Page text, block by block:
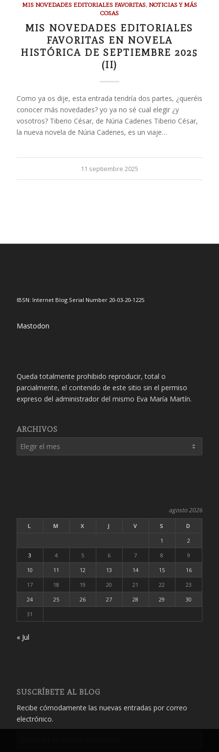
MIS NOVEDADES EDITORIALES FAVORITAS, NOTICIAS Y MÁS
COSAS
MIS NOVEDADES EDITORIALES
FAVORITAS EN NOVELA
HISTÓRICA DE SEPTIEMBRE 2025
(II)
Como ya os dije, esta entrada tendría dos partes, ¿queréis
conocer más novedades? yo ya no sé cual elegir ¿y
vosotros? Tiberio César, de Núria Cadenes Tiberio César,
la nueva novela de Núria Cadenes, es un viaje…
11 septiembre 2025
IBSN: Internet Blog Serial Number 20-03-20-1225
Mastodon
Queda totalmente prohibido reproducir, total o
parcialmente, el contenido de este sitio sin el permiso
expreso del administrador del mismo Eva María Martín.
ARCHIVOS
agosto 2026
L M X J V S
D
1
2
3
4 5 6 7 8
9
10
11 12 13 14 15
16
17
18 19 20 21 22
23
24
25 26 27 28 29
30
31
« Jul
SUSCRÍBETE AL BLOG
Recibe cómodamente las nuevas entradas por correo
electrónico.